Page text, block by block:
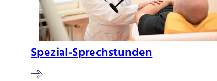
Spezial-Sprechstunden